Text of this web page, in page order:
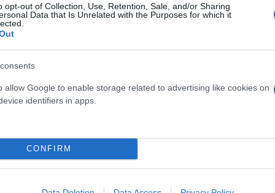
opt-out of Collection, Use, Retention, Sale, and/or Sharing
Data that Is Unrelated with the Purposes for which it
allow Google to enable storage related to advertising like cookies on
identifiers in apps.
CONFIRM
η παρέα επισκέφθηκε, ακόμα, το
και, φυσικά, ελληνικά πιάτα.